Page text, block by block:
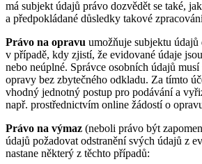
má subjekt údajů právo dozvědět se také,
a předpokládané důsledky takové
Právo na opravu umožňuje subjektu údajů
v případě, kdy zjistí, že evidované údaje
nebo neúplné. Správce osobních údajů
opravy bez zbytečného odkladu. Za tímto
vhodný jednotný postup pro podávání a
např. prostřednictvím online žádostí o
Právo na výmaz (neboli právo být
údajů požadovat odstranění svých údajů z
nastane některý z těchto případů: